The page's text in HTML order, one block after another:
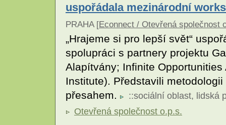
uspořádala mezinárodní
PRAHA [Econnect / Otevřená společnost
„Hrajeme si pro lepší svět“
spolupráci s partnery projektu
Alapítvány; Infinite
Institute). Představili
přesahem.
::sociální oblast, lidská
Otevřená společnost o.p.s.